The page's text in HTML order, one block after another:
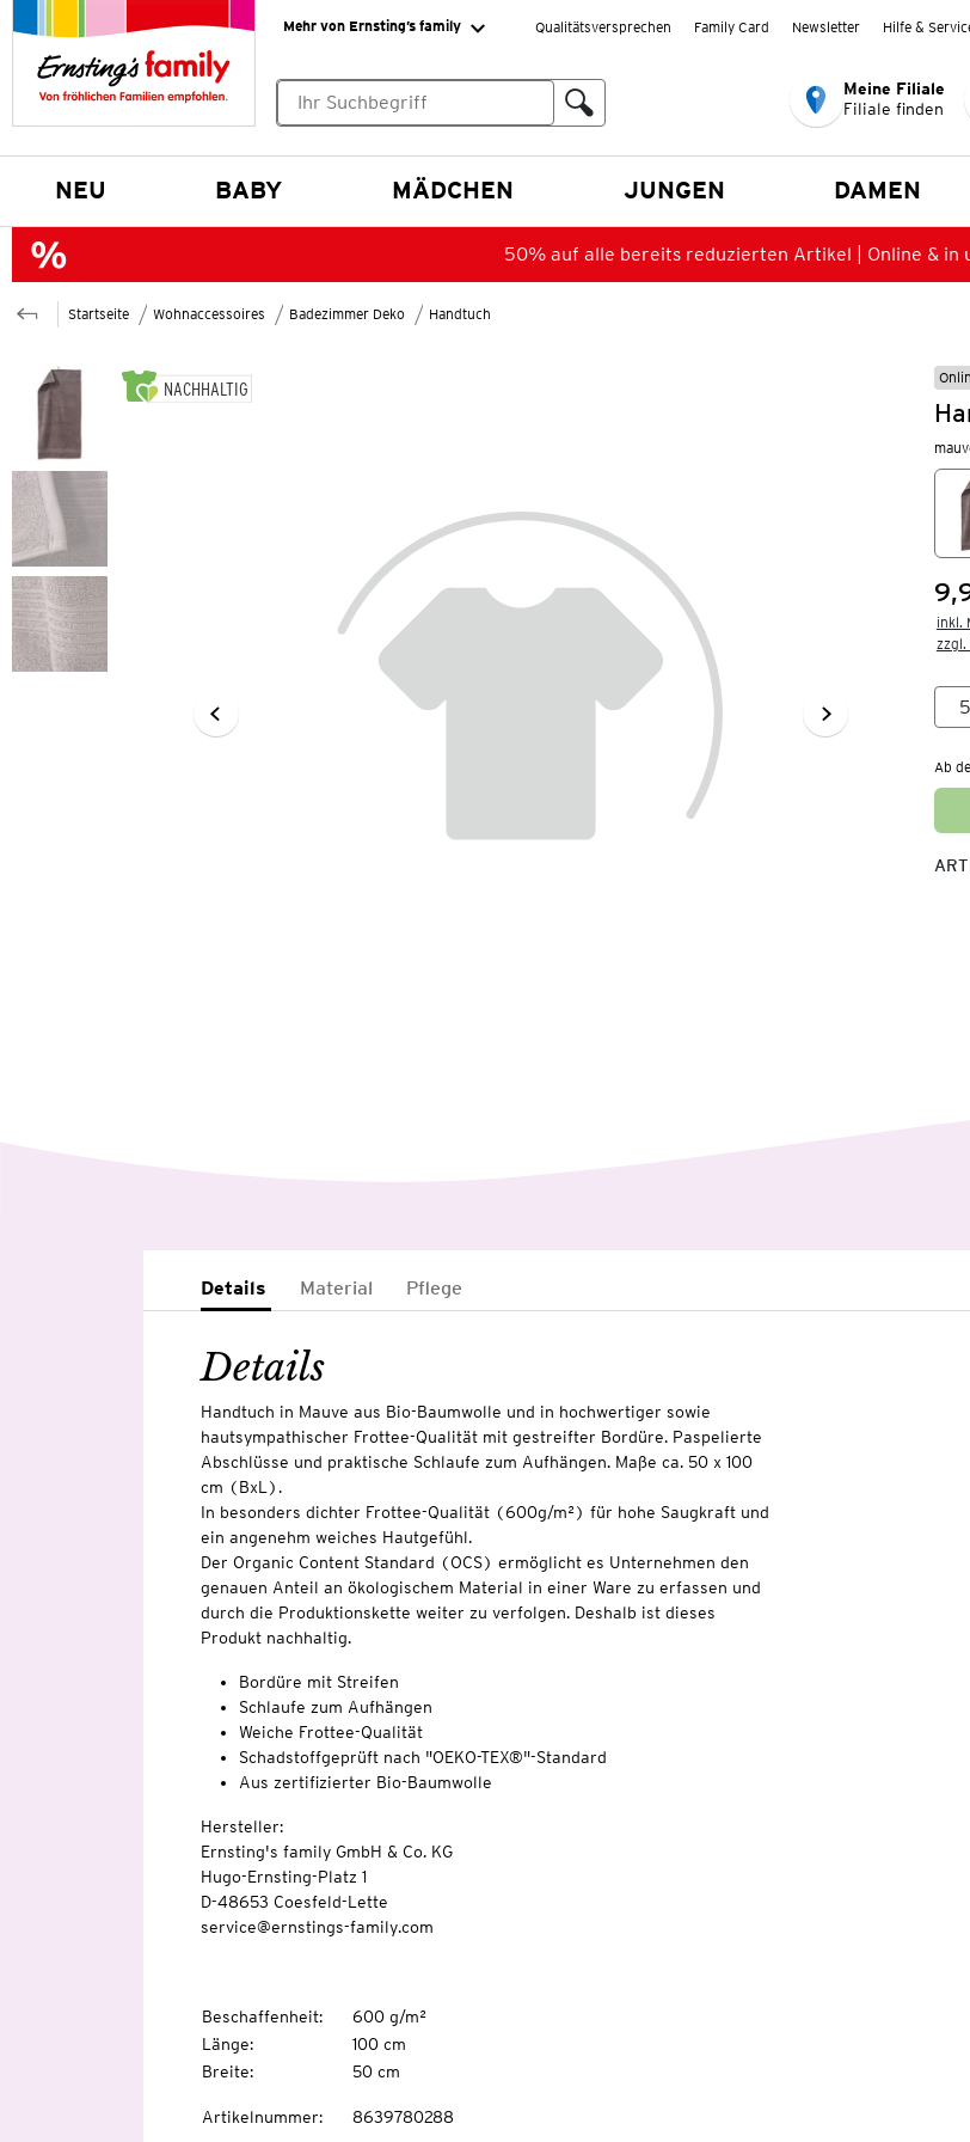
Mehr von Ernsting’s family Qualitätsversprechen Family Card Newsletter Hilfe &
Meine Filiale
Filiale finden
NEU BABY MÄDCHEN JUNGEN DAMEN
50% auf alle bereits reduzierten Artikel | Online & in
Startseite Wohnaccessoires Badezimmer Deko Handtuch
NACHHALTIG
inkl.
zzgl.
Ab
Details Material Pflege
Details
Handtuch in Mauve aus Bio-Baumwolle und in hochwertiger sowie
hautsympathischer Frottee-Qualität mit gestreifter Bordüre. Paspelierte
Abschlüsse und praktische Schlaufe zum Aufhängen. Maße ca. 50 x 100
cm (BxL).
In besonders dichter Frottee-Qualität (600g/m²) für hohe Saugkraft und
ein angenehm weiches Hautgefühl.
Der Organic Content Standard (OCS) ermöglicht es Unternehmen den
genauen Anteil an ökologischem Material in einer Ware zu erfassen und
durch die Produktionskette weiter zu verfolgen. Deshalb ist dieses
Produkt nachhaltig.
Bordüre mit Streifen
Schlaufe zum Aufhängen
Weiche Frottee-Qualität
Schadstoffgeprüft nach "OEKO-TEX®"-Standard
Aus zertifizierter Bio-Baumwolle
Hersteller:
Ernsting's family GmbH & Co. KG
Hugo-Ernsting-Platz 1
D-48653 Coesfeld-Lette
service@ernstings-family.com
Beschaffenheit:
600 g/m²
Länge:
100 cm
Breite: 50 cm
Artikelnummer: 8639780288